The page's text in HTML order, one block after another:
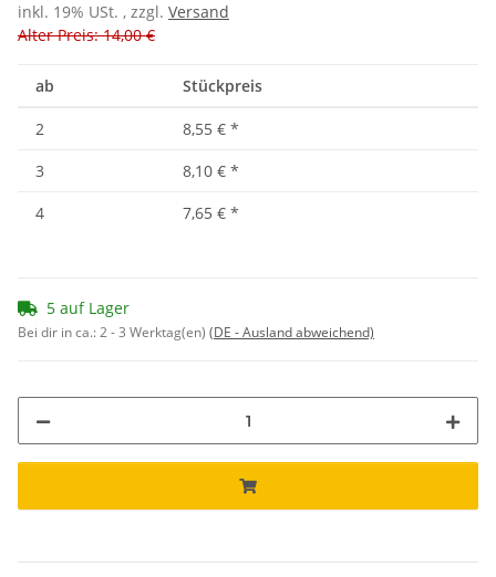
inkl. 19% USt. , zzgl. Versand
Alter Preis: 14,00 €
ab Stückpreis
2 8,55 € *
3
8,10 € *
4
7,65 € *
5 auf Lager
Bei dir in ca.:2 - 3 Werktag(en) (DE - Ausland abweichend)